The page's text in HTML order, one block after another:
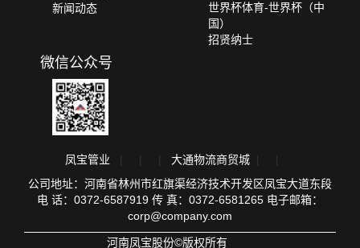
新闻动态
世界杯体育-世界杯（中
国）
招贤纳士
微信公众号
凤宝管业 大通物流商贸城
公司地址：河南省林州市红旗渠经济技术开发区凤宝大道东段
电 话：0372-6587919 传 真：0372-6581265 电子邮箱：
corp@company.com
河南凤宝股份©版权所有